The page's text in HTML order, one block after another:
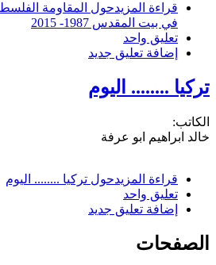
قراءة المزيدحول المقاومة
في بيت المقدس 1987- 2015
تعليق واحد
إضافة تعليق جديد
تركيا ........ اليوم
الكاتب:
خالد ابراهيم ابو عرفة
قراءة المزيدحول تركيا ........ اليوم
تعليق واحد
إضافة تعليق جديد
الصفحات